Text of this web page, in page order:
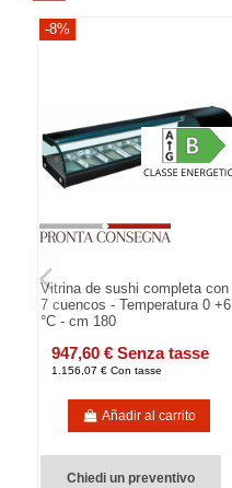
-8%
Vitrina de sushi completa con
7 cuencos - Temperatura 0 +6
°C - cm 180
947,60 € Senza tasse
1.156,07 € Con tasse
Añadir al carrito
Chiedi un preventivo